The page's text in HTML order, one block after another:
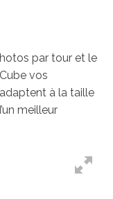
par tour et le
vos
à la taille
meilleur